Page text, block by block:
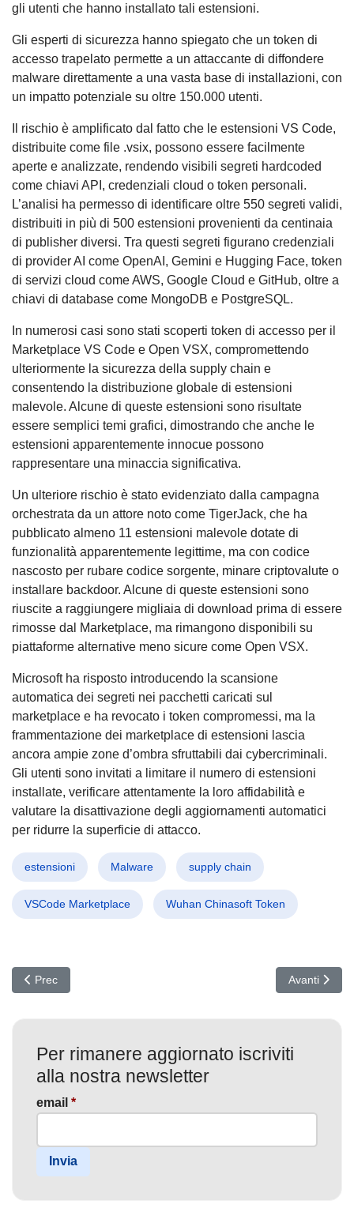
gli utenti che hanno installato tali estensioni.
Gli esperti di sicurezza hanno spiegato che un token di
accesso trapelato permette a un attaccante di diffondere
malware direttamente a una vasta base di installazioni, con
un impatto potenziale su oltre 150.000 utenti.
Il rischio è amplificato dal fatto che le estensioni VS Code,
distribuite come file .vsix, possono essere facilmente
aperte e analizzate, rendendo visibili segreti hardcoded
come chiavi API, credenziali cloud o token personali.
L’analisi ha permesso di identificare oltre 550 segreti validi,
distribuiti in più di 500 estensioni provenienti da centinaia
di publisher diversi. Tra questi segreti figurano credenziali
di provider AI come OpenAI, Gemini e Hugging Face, token
di servizi cloud come AWS, Google Cloud e GitHub, oltre a
chiavi di database come MongoDB e PostgreSQL.
In numerosi casi sono stati scoperti token di accesso per il
Marketplace VS Code e Open VSX, compromettendo
ulteriormente la sicurezza della supply chain e
consentendo la distribuzione globale di estensioni
malevole. Alcune di queste estensioni sono risultate
essere semplici temi grafici, dimostrando che anche le
estensioni apparentemente innocue possono
rappresentare una minaccia significativa.
Un ulteriore rischio è stato evidenziato dalla campagna
orchestrata da un attore noto come TigerJack, che ha
pubblicato almeno 11 estensioni malevole dotate di
funzionalità apparentemente legittime, ma con codice
nascosto per rubare codice sorgente, minare criptovalute o
installare backdoor. Alcune di queste estensioni sono
riuscite a raggiungere migliaia di download prima di essere
rimosse dal Marketplace, ma rimangono disponibili su
piattaforme alternative meno sicure come Open VSX.
Microsoft ha risposto introducendo la scansione
automatica dei segreti nei pacchetti caricati sul
marketplace e ha revocato i token compromessi, ma la
frammentazione dei marketplace di estensioni lascia
ancora ampie zone d’ombra sfruttabili dai cybercriminali.
Gli utenti sono invitati a limitare il numero di estensioni
installate, verificare attentamente la loro affidabilità e
valutare la disattivazione degli aggiornamenti automatici
per ridurre la superficie di attacco.
estensioni Malware supply chain
VSCode Marketplace Wuhan Chinasoft Token
Articolo precedente: Cyber Resilience in Africa: La nuova arma
Prec Articolo
Avanti
Per rimanere aggiornato iscriviti
alla nostra newsletter
email *
Invia